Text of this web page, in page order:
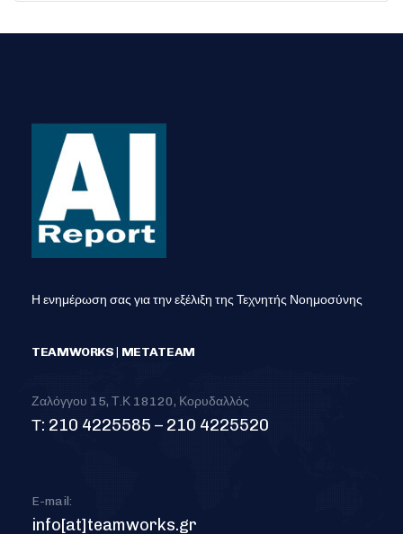
Η ενημέρωση σας για την εξέλιξη της Τεχνητής Νοημοσύνης
TEAMWORKS | METATEAM
Ζαλόγγου 15, Τ.Κ 18120, Κορυδαλλός
Τ: 210 4225585 – 210 4225520
E-mail:
info[at]teamworks.gr